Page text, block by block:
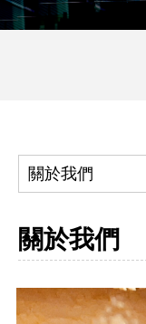
關於我們
關於我們